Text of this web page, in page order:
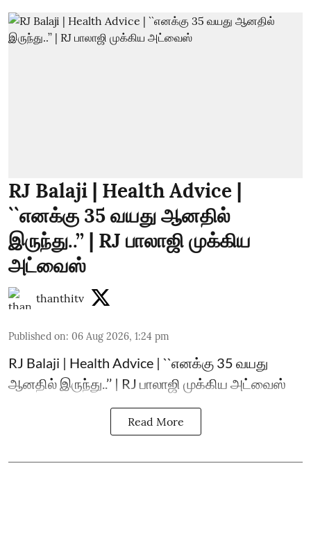
RJ Balaji | Health Advice |
``எனக்கு 35 வயது ஆனதில்
இருந்து..’’ | RJ பாலாஜி முக்கிய
அட்வைஸ்
thanthitv
Published on: 06 Aug 2026, 1:24 pm
RJ Balaji | Health Advice | ``எனக்கு 35 வயது
ஆனதில் இருந்து..’’ | RJ பாலாஜி முக்கிய அட்வைஸ்
Read More